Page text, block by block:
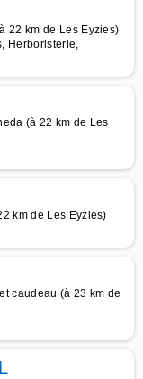
22 km de Les Eyzies)
Herboristerie,
(à 22 km de Les
km de Les Eyzies)
caudeau (à 23 km de